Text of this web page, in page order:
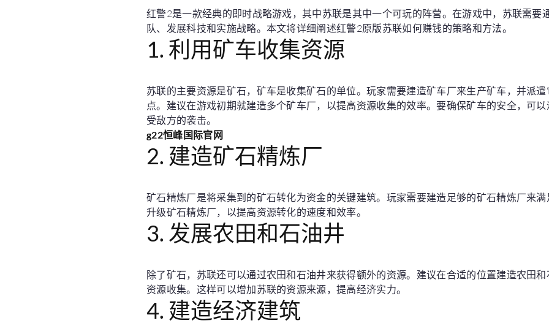
红警2是一款经典的即时战略游戏，其中苏联是其中一个可玩的阵营。在游戏中，苏联需要
队、发展科技和实施战略。本文将详细阐述红警2原版苏联如何赚钱的策略和方法。
1. 利用矿车收集资源
苏联的主要资源是矿石，矿车是收集矿石的单位。玩家需要建造矿车厂来生产矿车，并派
点。建议在游戏初期就建造多个矿车厂，以提高资源收集的效率。要确保矿车的安全，可
受敌方的袭击。
g22恒峰国际官网
2. 建造矿石精炼厂
矿石精炼厂是将采集到的矿石转化为资金的关键建筑。玩家需要建造足够的矿石精炼厂来
升级矿石精炼厂，以提高资源转化的速度和效率。
3. 发展农田和石油井
除了矿石，苏联还可以通过农田和石油井来获得额外的资源。建议在合适的位置建造农田
资源收集。这样可以增加苏联的资源来源，提高经济实力。
4. 建造经济建筑